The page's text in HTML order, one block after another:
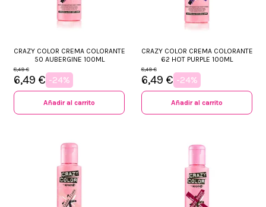
CRAZY COLOR CREMA COLORANTE
50 AUBERGINE 100ML
8,49 €
6,49 € -24%
Añadir al carrito
CRAZY COLOR CREMA COLORANTE
62 HOT PURPLE 100ML
8,49 €
6,49 € -24%
Añadir al carrito